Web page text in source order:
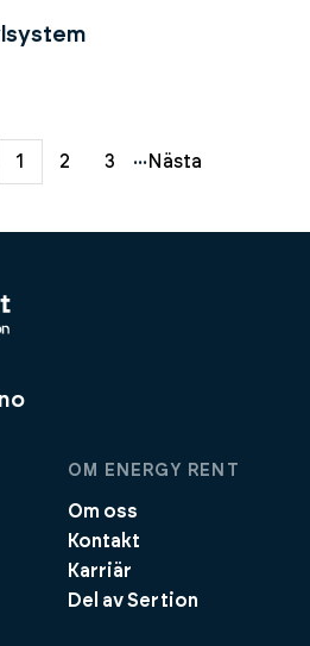
1 2 3 ...Nästa
OM ENERGY RENT
Om oss
Kontakt
Karriär
Del av Sertion